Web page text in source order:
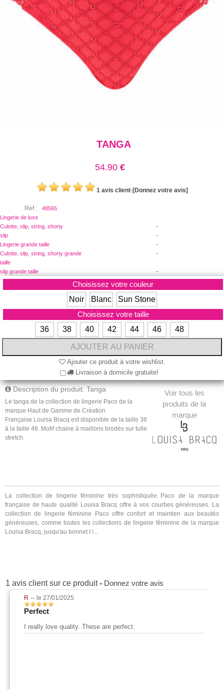
TANGA
54.90€
1 avis client-[Donnez votre avis]
Ref :
48565
Lingerie de luxe
-
Culotte, slip, string, shorty
-
slip
-
Lingerie grande taille
-
Culotte, slip, string, shorty grande
taille
-
slip grande taille
Choisissez votre couleur
Noir
Blanc
Sun Stone
Choisissez votre taille
36
38 40 42 44 46 48
Ajouter ce produit à votre wishlist.
Livraison à domicile gratuite!
Voir tous les
produits de la
marque
Description du produit: Tanga
Le tanga de la collection de lingerie Paco de la
marque Haut de Gamme de Création
Française Louisa Bracq est disponible de la taille 36
à la taille 48. Motif chaine à maillons brodés sur tulle
stretch.
La collection de lingerie féminine très sophistiquée Paco de la marque
française de haute qualité Louisa Bracq offre à vos courbes généreuses. La
collection de lingerie féminine Paco offre confort et maintien aux beautés
généreuses, comme toutes les collections de lingerie féminine de la marque
Louisa Bracq, jusqu'au bonnet I !...
1 avis client sur ce produit- Donnez votre avis